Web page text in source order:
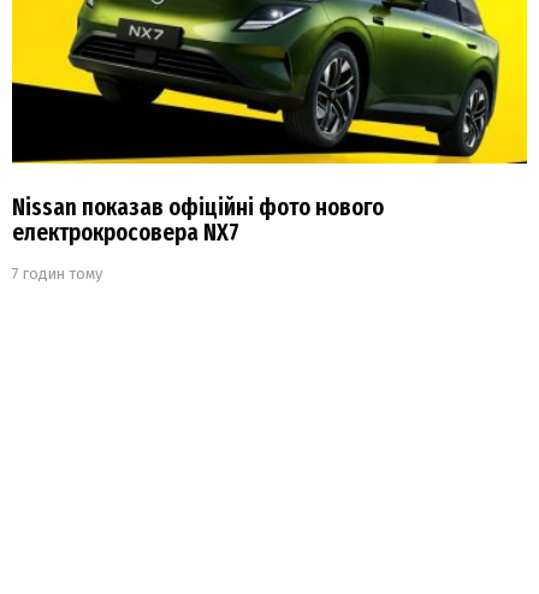
Nissan показав офіційні фото нового
електрокросовера NX7
7 годин тому